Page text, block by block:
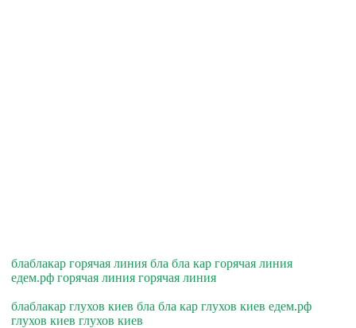
блаблакар горячая линия бла бла кар горячая линия
едем.рф горячая линия горячая линия
блаблакар глухов киев бла бла кар глухов киев едем.рф
глухов киев глухов киев